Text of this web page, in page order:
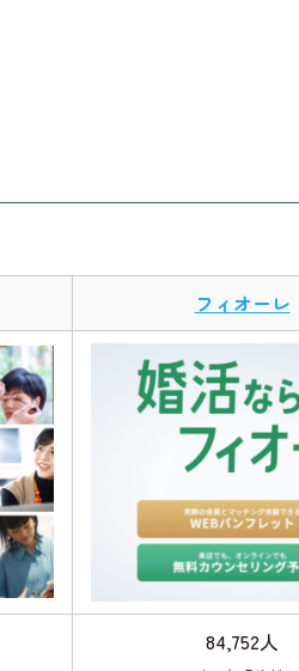
フィオーレ
84,752人